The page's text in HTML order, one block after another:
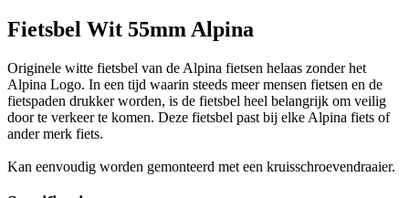
Fietsbel Wit 55mm Alpina
Originele witte fietsbel van de Alpina fietsen helaas zonder het
Alpina Logo. In een tijd waarin steeds meer mensen fietsen en de
fietspaden drukker worden, is de fietsbel heel belangrijk om veilig
door te verkeer te komen. Deze fietsbel past bij elke Alpina fiets of
ander merk fiets.
Kan eenvoudig worden gemonteerd met een kruisschroevendraaier.